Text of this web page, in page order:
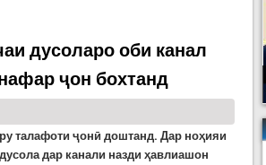
дусоларо оби канал
ҷон бохтанд
талафоти ҷонӣ доштанд. Дар ноҳияи
дар канали назди ҳавлиашон